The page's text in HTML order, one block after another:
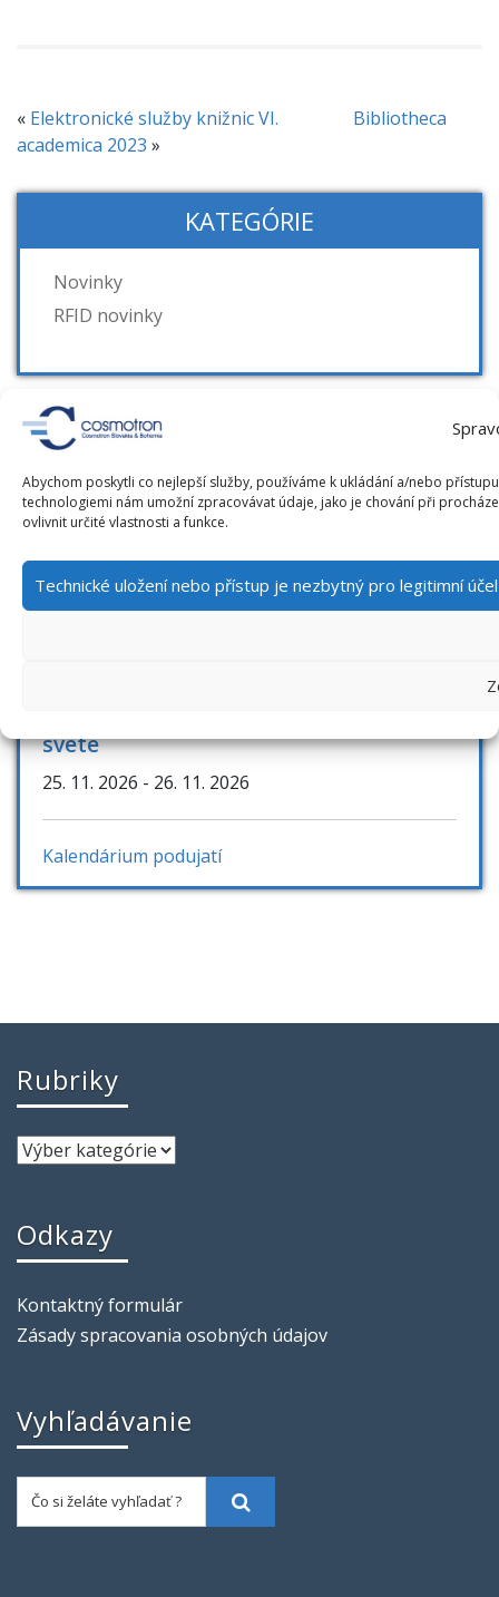
Abychom poskytli co nejlepší služby, používáme k ukládání a/nebo
technologiemi nám umožní zpracovávat údaje, jako je chování při
ovlivnit určité vlastnosti a funkce.
Technické uložení nebo přístup je nezbytný pro legitimní
« Elektronické služby knižnic VI.
Bibliotheca
academica 2023 »
KATEGÓRIE
Novinky
RFID novinky
AKCIE / KONFERENCIE
Knižnice súčasnosti 2026
Bibliotheca academica 2026
svete
25. 11. 2026 - 26. 11. 2026
Kalendárium podujatí
Rubriky
Odkazy
Kontaktný formulár
Zásady spracovania osobných údajov
Vyhľadávanie
Čo si želáte vyhľadať ?